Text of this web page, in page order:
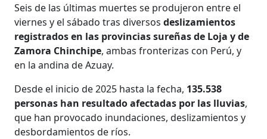
Seis de las últimas muertes se produjeron entre el
viernes y el sábado tras diversosdeslizamientos
registrados en las provincias sureñas de Loja y de
Zamora Chinchipe, ambas fronterizas con Perú, y
en la andina de Azuay.
Desde el inicio de 2025 hasta la fecha, 135.538
personas han resultado afectadas por las lluvias,
que han provocado inundaciones, deslizamientos y
desbordamientos de ríos.